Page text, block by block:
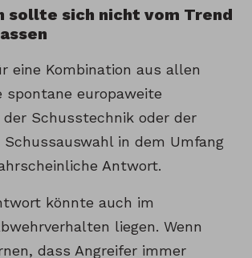
sollte sich nicht vom Trend
eine Kombination aus allen
spontane europaweite
der Schusstechnik oder der
in dem Umfang
Antwort.
könnte auch im
liegen. Wenn
dass Angreifer immer